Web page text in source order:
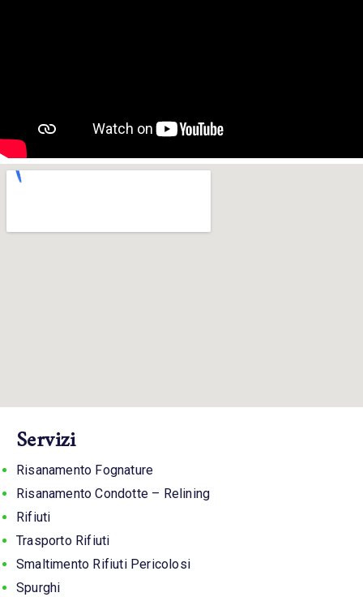
Servizi
Risanamento Fognature
Risanamento Condotte – Relining
Rifiuti
Trasporto Rifiuti
Smaltimento Rifiuti Pericolosi
Spurghi